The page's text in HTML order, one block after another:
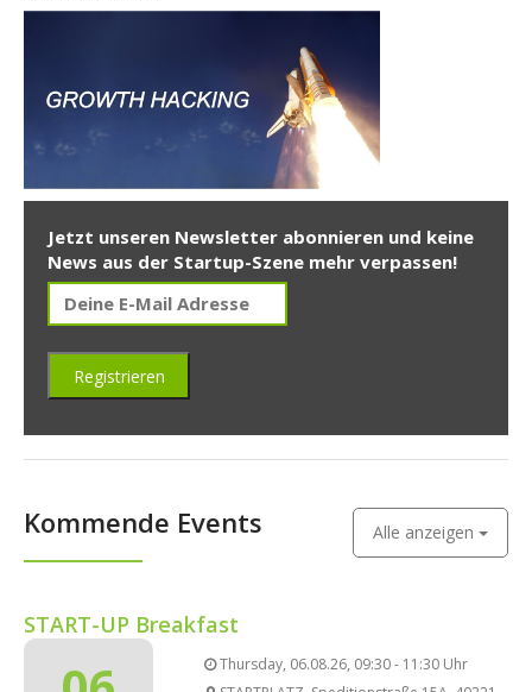
Jetzt unseren Newsletter abonnieren und keine
News aus der Startup-Szene mehr verpassen!
Kommende Events Alle anzeigen
START-UP Breakfast
Thursday, 06.08.26, 09:30 - 11:30 Uhr